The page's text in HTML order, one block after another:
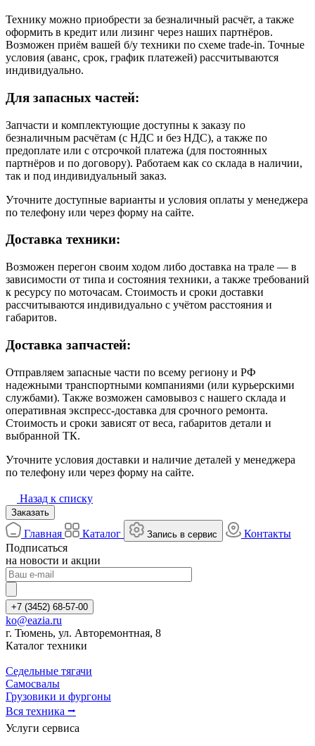
Технику можно приобрести за безналичный расчёт, а также
оформить в кредит или лизинг через наших партнёров.
Возможен приём вашей б/у техники по схеме trade-in. Точные
условия (аванс, срок, график платежей) рассчитываются
индивидуально.
Для запасных частей:
Запчасти и комплектующие доступны к заказу по
безналичным расчётам (с НДС и без НДС), а также по
предоплате или с отсрочкой платежа (для постоянных
партнёров и по договору). Работаем как со склада в наличии,
так и под индивидуальный заказ.
Уточните доступные варианты и условия оплаты у менеджера
по телефону или через форму на сайте.
Доставка техники:
Возможен перегон своим ходом либо доставка на трале — в
зависимости от типа и состояния техники, а также требований
к ресурсу по моточасам. Стоимость и сроки доставки
рассчитываются индивидуально с учётом расстояния и
габаритов.
Доставка запчастей:
Отправляем запасные части по всему региону и РФ
надежными транспортными компаниями (или курьерскими
службами). Также возможен самовывоз с нашего склада и
оперативная экспресс-доставка для срочного ремонта.
Стоимость и сроки зависят от веса, габаритов детали и
выбранной ТК.
Уточните условия доставки и наличие деталей у менеджера
по телефону или через форму на сайте.
Назад к списку
Заказать
Главная Каталог Запись в сервис
Контакты
Подписаться
на новости и акции
+7 (3452) 68-57-00
ko@eazia.ru
г. Тюмень, ул. Авторемонтная, 8
Каталог техники
Седельные тягачи
Самосвалы
Грузовики и фургоны
Вся техника ⭢
Услуги сервиса